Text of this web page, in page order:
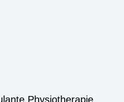
Physiotherapie